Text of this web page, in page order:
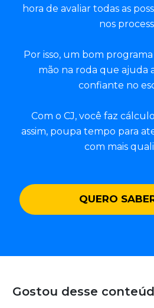
hora de avaliar todas as
nos
Por isso, um bom
mão na roda que ajuda
confiante no
Com o CJ, você faz
assim, poupa tempo para
com mais
QUERO
Gostou desse